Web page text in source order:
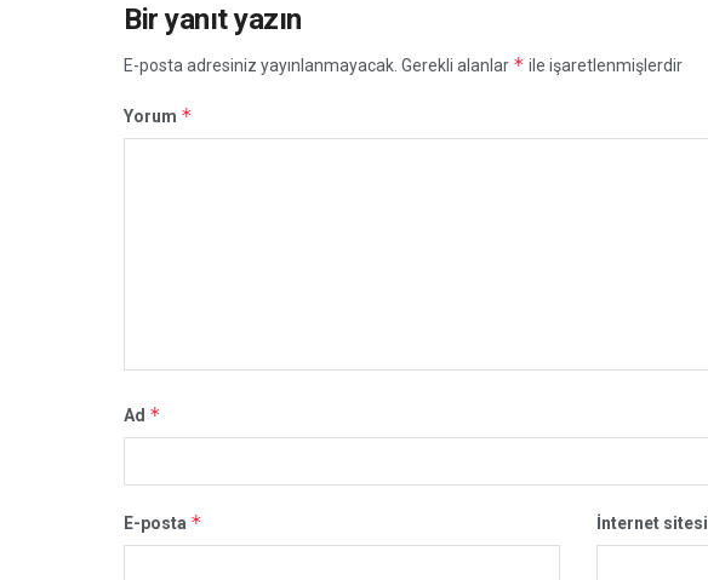
Bir yanıt yazın
E-posta adresiniz yayınlanmayacak. Gerekli alanlar * ile işaretlenmişlerdir
Yorum *
Ad *
E-posta * İnternet sitesi